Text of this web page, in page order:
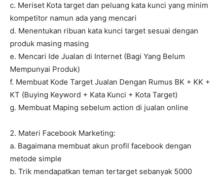
c. Meriset Kota target dan peluang kata kunci yang minim
kompetitor namun ada yang mencari
d. Menentukan ribuan kata kunci target sesuai dengan
produk masing masing
e. Mencari Ide Jualan di Internet (Bagi Yang Belum
Mempunyai Produk)
f. Membuat Kode Target Jualan Dengan Rumus BK + KK +
KT (Buying Keyword + Kata Kunci + Kota Target)
g. Membuat Maping sebelum action di jualan online
2. Materi Facebook Marketing:
a. Bagaimana membuat akun profil facebook dengan
metode simple
b. Trik mendapatkan teman tertarget sebanyak 5000